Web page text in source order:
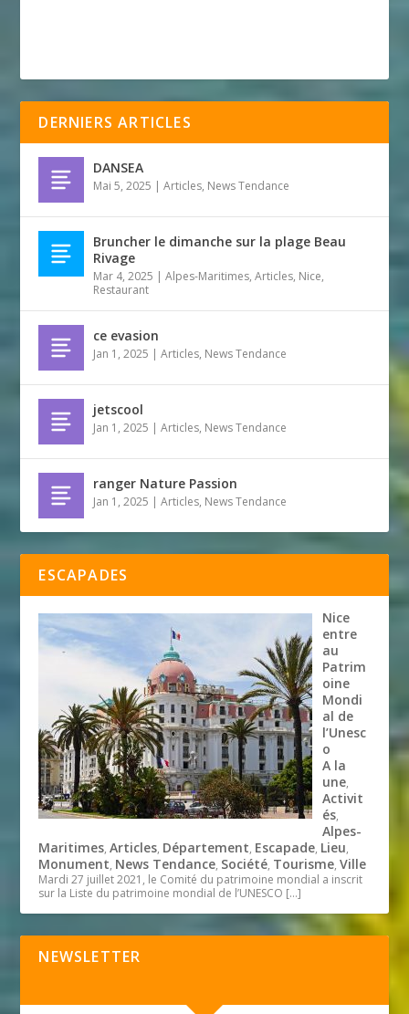
DERNIERS ARTICLES
DANSEA
Mai 5, 2025 |Articles, News Tendance
Bruncher le dimanche sur la plage Beau
Rivage
Mar 4, 2025 |Alpes-Maritimes,Articles, Nice,
Restaurant
ce evasion
Jan 1, 2025 |Articles, News Tendance
jetscool
Jan 1, 2025 |Articles, News Tendance
ranger Nature Passion
Jan 1, 2025 |Articles, News Tendance
ESCAPADES
Nice
entre
au
Patrim
oine
Mondi
al de
l’Unesc
o
A la
une,
Activit
és,
Alpes-
Maritimes,Articles, Département, Escapade, Lieu,
Monument, News Tendance, Société, Tourisme,Ville
Mardi 27 juillet 2021, le Comité du patrimoine mondial a inscrit
sur la Liste du patrimoine mondial de l’UNESCO […]
NEWSLETTER